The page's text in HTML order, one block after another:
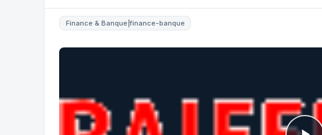
Finance & Banque|finance-banque